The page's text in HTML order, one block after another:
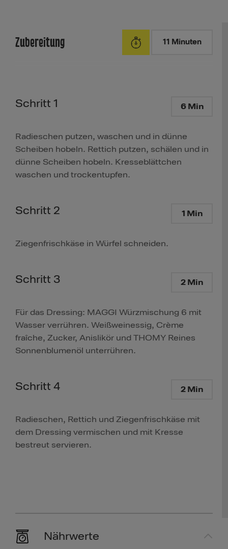
Zubereitung 11 Minuten
Schritt 1 6 Min
Radieschen putzen, waschen und in dünne
Scheiben hobeln. Rettich putzen, schälen und in
dünne Scheiben hobeln. Kresseblättchen
waschen und trockentupfen.
Schritt 2 1 Min
Ziegenfrischkäse in Würfel schneiden.
Schritt 3 2 Min
Für das Dressing: MAGGI Würzmischung 6 mit
Wasser verrühren. Weißweinessig, Crème
fraîche, Zucker, Anislikör und THOMY Reines
Sonnenblumenöl unterrühren.
Schritt 4 2 Min
Radieschen, Rettich und Ziegenfrischkäse mit
dem Dressing vermischen und mit Kresse
bestreut servieren.
Nährwerte